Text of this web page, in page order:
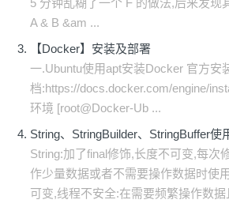
A & B &am ...
【Docker】安装及部署
一.Ubuntu使用apt安装Docker 官方安
档:https://docs.docker.com/engine/
环境 [root@Docker-Ub ...
String、StringBuilder、StringBuffer使
String:加了final修饰,长度不可变,每次
作少量数据或者不需要操作数据时使
可变,线程不安全:在需要频繁操作数